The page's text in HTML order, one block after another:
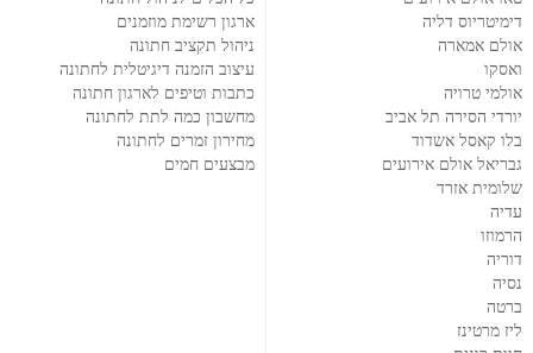
דימיטריוס דליה
אולם אמארה
ואסקו
אולמי טרויה
יורדי הסירה תל אביב
בלו קאסל אשדוד
גבריאל אולם אירועים
שלומית אזרד
עדיה
הרמוזו
דוריה
נסיה
ברטה
ליז מרטינז
ארגון רשימת מוזמנים
ניהול תקציב חתונה
עיצוב הזמנה דיגיטלית לחתונה
כתבות וטיפים לארגון חתונה
מחשבון כמה לתת לחתונה
מחירון זמרים לחתונה
מבצעים חמים